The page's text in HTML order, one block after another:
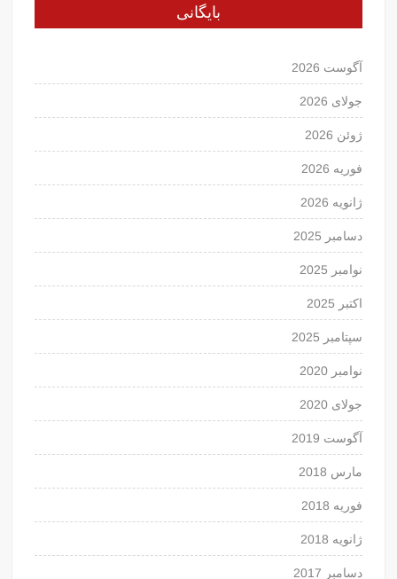
بایگانی
آگوست 2026
جولای 2026
ژوئن 2026
فوریه 2026
ژانویه 2026
دسامبر 2025
نوامبر 2025
اکتبر 2025
سپتامبر 2025
نوامبر 2020
جولای 2020
آگوست 2019
مارس 2018
فوریه 2018
ژانویه 2018
دسامبر 2017